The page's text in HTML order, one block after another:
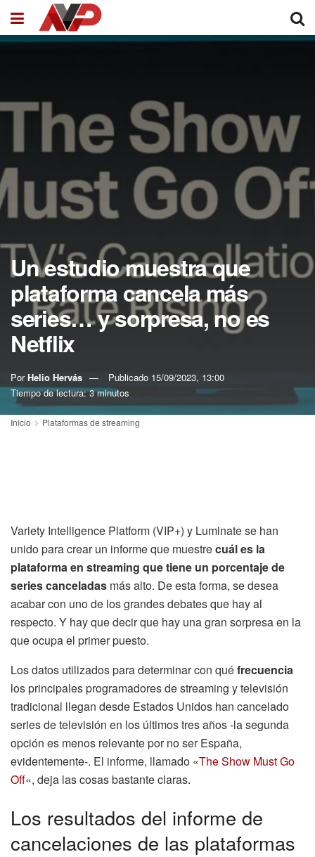
Un estudio muestra que
plataforma cancela más
series… y sorpresa, no es
Netflix
Por Helio Hervás Publicado 15/09/2023, 13:00
Tiempo de lectura: 3 minutos
Inicio Plataformas de streaming
Variety Intelligence Platform (VIP+) y Luminate se han
unido para crear un informe que muestrecuál es la
plataforma en streaming que tiene un porcentaje de
series canceladas más alto. De esta forma, se desea
acabar con uno de los grandes debates que hay al
respecto. Y hay que decir que hay una gran sorpresa en la
que ocupa el primer puesto.
Los datos utilizados para determinar con quéfrecuencia
los principales programadores de streaming y televisión
tradicional llegan desde Estados Unidos han cancelado
series de televisión en los últimos tres años -la segunda
opción es menos relevante por no ser España,
evidentemente-. El informe, llamado «The Show Must Go
Off«, deja las cosas bastante claras.
Los resultados del informe de
cancelaciones de las plataformas